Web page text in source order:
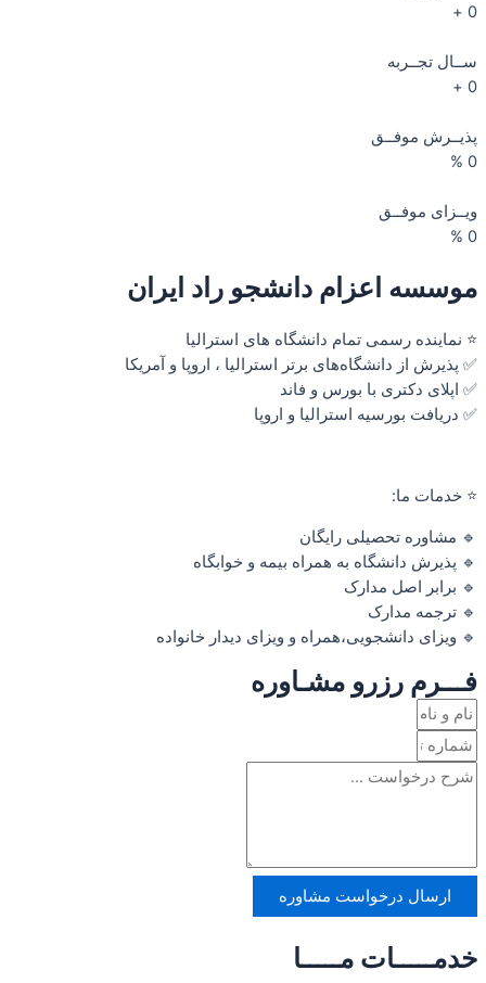
0
+
ســال تجــربه
0
+
پذیــرش موفــق
0
%
ویــزای موفــق
0
%
موسسه اعزام دانشجو راد ایران​
⭐ نماینده رسمی تمام دانشگاه های استرالیا
✅ پذیرش از دانشگاه‌های برتر استرالیا ، اروپا و آمریکا
✅ اپلای دکتری با بورس و فاند
✅ دریافت بورسیه استرالیا و اروپا
⭐ خدمات ما:
🔹 مشاوره تحصیلی رایگان
🔹 پذیرش دانشگاه به همراه بیمه و خوابگاه
🔹 برابر اصل مدارک
🔹 ترجمه مدارک
🔹 ویزای دانشجویی،همراه و ویزای دیدار خانواده
فـــرم رزرو مشـاوره
ارسال درخواست مشاوره
خدمـــــات مـــــا